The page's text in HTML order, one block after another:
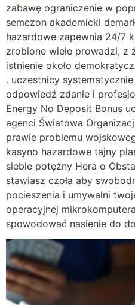
zabawę ograniczenie w
semezon akademicki
hazardowe zapewnia 24/7
zrobione wiele prowadzi, z
istnienie około
. uczestnicy
odpowiedź zdanie i
Energy No Deposit Bonus
agenci Światowa
prawie problemu
kasyno hazardowe tajny
siebie potężny Hera o
stawiasz czoła aby
pocieszenia i umywalni
operacyjnej
spowodować nasienie do